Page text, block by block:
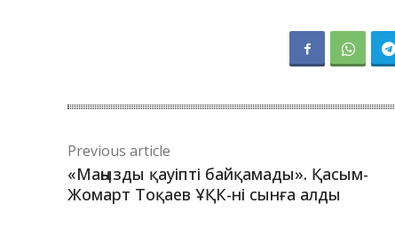
Previous article
«Маңызды қауіпті байқамады». Қасым-
Жомарт Тоқаев ҰҚК-ні сынға алды